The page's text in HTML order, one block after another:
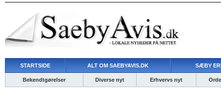
STARTSIDE ALT OM SAEBYAVIS.DK SÆBY
Bekendtgørelser Diverse nyt Erhvervs nyt